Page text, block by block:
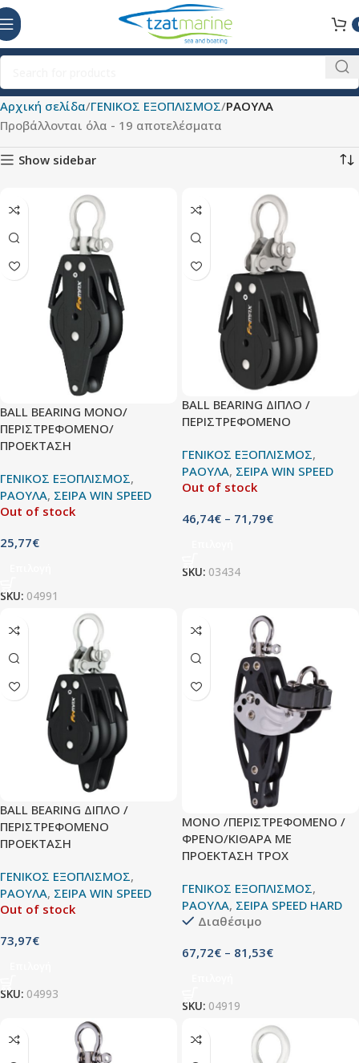
Αρχική σελίδα ΓΕΝΙΚΟΣ ΕΞΟΠΛΙΣΜΟΣ ΡΑΟΥΛΑ
Προβάλλονται όλα - 19 αποτελέσματα
Show sidebar
BALL BEARING MONO/
ΠΕΡΙΣΤΡΕΦΟΜΕΝΟ/
ΠΡΟΕΚΤΑΣΗ
ΓΕΝΙΚΟΣ ΕΞΟΠΛΙΣΜΟΣ,
ΡΑΟΥΛΑ, ΣΕΙΡΑ WIN SPEED
Out of stock
25,77€
SKU: 04991
BALL BEARING ΔΙΠΛΟ /
ΠΕΡΙΣΤΡΕΦΟΜΕΝΟ
ΓΕΝΙΚΟΣ ΕΞΟΠΛΙΣΜΟΣ,
ΡΑΟΥΛΑ, ΣΕΙΡΑ WIN SPEED
Out of stock
46,74€ – 71,79€
SKU: 03434
BALL BEARING ΔΙΠΛΟ /
ΠΕΡΙΣΤΡΕΦΟΜΕΝΟ
ΠΡΟΕΚΤΑΣΗ
ΓΕΝΙΚΟΣ ΕΞΟΠΛΙΣΜΟΣ,
ΡΑΟΥΛΑ, ΣΕΙΡΑ WIN SPEED
Out of stock
73,97€
SKU: 04993
ΜΟΝΟ /ΠΕΡΙΣΤΡΕΦΟΜΕΝΟ /
ΦΡΕΝΟ/ΚΙΘΑΡΑ ΜΕ
ΠΡΟΕΚΤΑΣΗ ΤΡΟΧ
ΓΕΝΙΚΟΣ ΕΞΟΠΛΙΣΜΟΣ,
ΡΑΟΥΛΑ, ΣΕΙΡΑ SPEED HARD
Διαθέσιμο
67,72€ – 81,53€
SKU: 04919